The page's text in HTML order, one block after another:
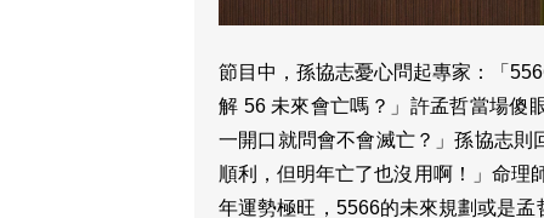
節目中，孫協志憂心問起專家：「
解 56 未來會亡嗎？」許孟哲當場傻
一開口就問會不會滅亡？」孫協志則
順利，但明年亡了也沒用啊！」命理
年運勢極旺，5566的未來規劃或是